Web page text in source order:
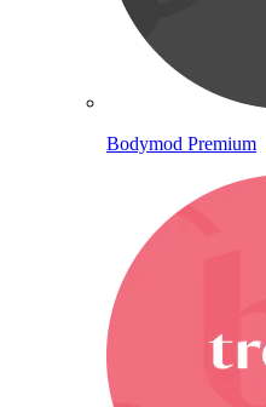
Bodymod Premium